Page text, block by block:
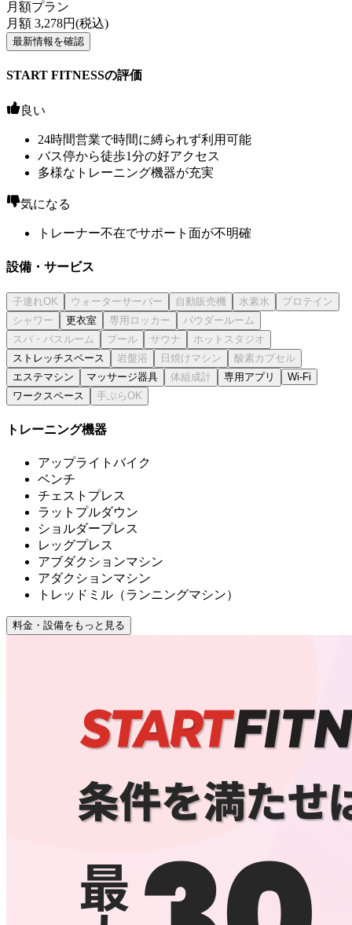
月額プラン
月額 3,278円(税込)
最新情報を確認
START FITNESSの評価
良い
24時間営業で時間に縛られず利用可能
バス停から徒歩1分の好アクセス
多様なトレーニング機器が充実
気になる
トレーナー不在でサポート面が不明確
設備・サービス
更衣室
ストレッチスペース
エステマシン
マッサージ器具 専用アプリ
Wi-Fi
ワークスペース
トレーニング機器
アップライトバイク
ベンチ
チェストプレス
ラットプルダウン
ショルダープレス
レッグプレス
アブダクションマシン
アダクションマシン
トレッドミル（ランニングマシン）
料金・設備をもっと見る